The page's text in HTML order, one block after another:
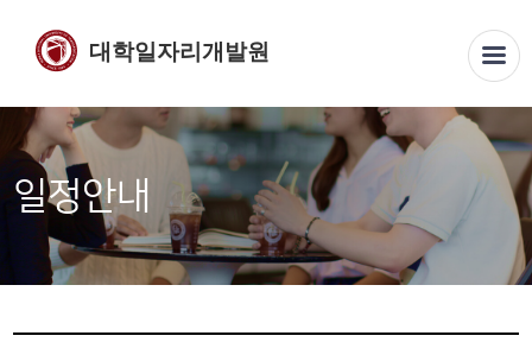
대학일자리개발원
일정안내